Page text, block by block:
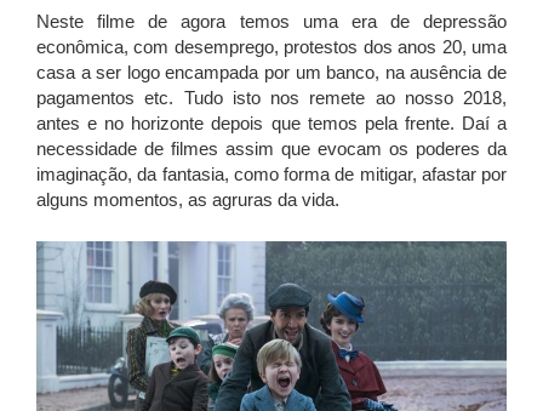
Neste filme de agora temos uma era de depressão
econômica, com desemprego, protestos dos anos 20, uma
casa a ser logo encampada por um banco, na ausência de
pagamentos etc. Tudo isto nos remete ao nosso 2018,
antes e no horizonte depois que temos pela frente. Daí a
necessidade de filmes assim que evocam os poderes da
imaginação, da fantasia, como forma de mitigar, afastar por
alguns momentos, as agruras da vida.